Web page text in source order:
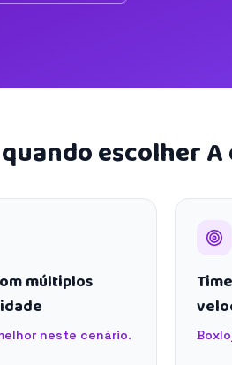
escolher
múltiplos
neste cenário.